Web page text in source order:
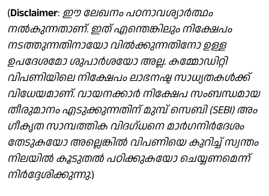
(Disclaimer: ഈ ലേഖനം പഠനാവശ്യാർത്ഥം
നൽകുന്നതാണ്. ഇത് എന്തെങ്കിലും നിക്ഷേപം
നടത്തുന്നതിനായോ വിൽക്കുന്നതിനോ ഉള്ള
ഉപദേശമോ ശുപാർശയോ അല്ല. കമ്മോഡിറ്റി
വിപണിയിലെ നിക്ഷേപം ലാഭനഷ്ട സാധ്യതകൾക്ക്
വിധേയമാണ്. വായനക്കാർ നിക്ഷേപ സംബന്ധമായ
തീരുമാനം എടുക്കുന്നതിന് മുമ്പ് സെബി (SEBI) അം​
ഗീകൃത സാമ്പത്തിക വിദ​ഗ്ധനെ മാർ​ഗനിർദേശം
തേടുകയോ അല്ലെങ്കിൽ വിപണിയെ കുറിച്ച് സ്വന്തം
നിലയിൽ കൂടുതൽ പഠിക്കുകയോ ചെയ്യണമെന്ന്
നിർദ്ദേശിക്കുന്നു.)